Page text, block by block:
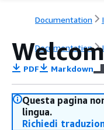
Documentation
Documentation
PDF Markdown
Questa pagina
lingua.
Richiedi